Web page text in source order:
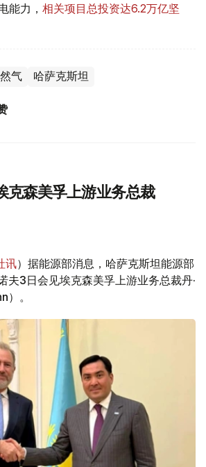
能力， 相关项目总投资达6.2万亿坚
气 哈萨克斯坦
克森美孚上游业务总裁
讯）据能源部消息，哈萨克斯坦能源部
夫3日会见埃克森美孚上游业务总裁丹·
。